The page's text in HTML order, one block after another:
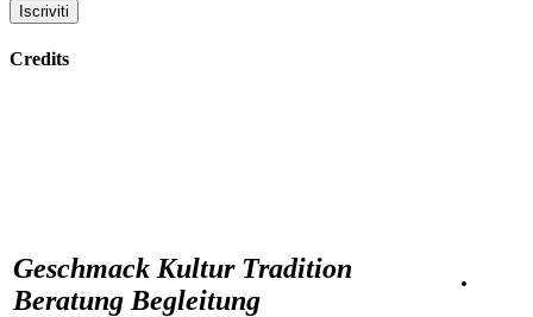
Credits
Geschmack Kultur Tradition
Beratung Begleitung
·